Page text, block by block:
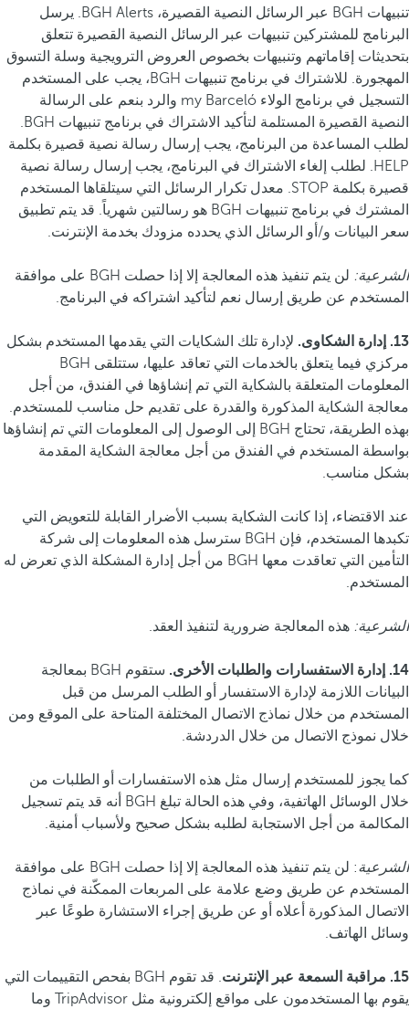
تنبيهات BGH عبر الرسائل النصية القصيرة، BGH Alerts. يرسل
البرنامج للمشتركين تنبيهات عبر الرسائل النصية القصيرة تتعلق
بتحديثات إقاماتهم وتنبيهات بخصوص العروض الترويجية وسلة التسوق
المهجورة. للاشتراك في برنامج تنبيهات BGH، يجب على المستخدم
التسجيل في برنامج الولاء my Barceló والرد بنعم على الرسالة
النصية القصيرة المستلمة لتأكيد الاشتراك في برنامج تنبيهات BGH.
لطلب المساعدة من البرنامج، يجب إرسال رسالة نصية قصيرة بكلمة
HELP. لطلب إلغاء الاشتراك في البرنامج، يجب إرسال رسالة نصية
قصيرة بكلمة STOP. معدل تكرار الرسائل التي سيتلقاها المستخدم
المشترك في برنامج تنبيهات BGH هو رسالتين شهرياً. قد يتم تطبيق
سعر البيانات و/أو الرسائل الذي يحدده مزودك بخدمة الإنترنت.
الشرعية:
لن يتم تنفيذ هذه المعالجة إلا إذا حصلت BGH على موافقة
المستخدم عن طريق إرسال نعم لتأكيد اشتراكه في البرنامج.
13. إدارة الشكاوى.
لإدارة تلك الشكايات التي يقدمها المستخدم بشكل
مركزي فيما يتعلق بالخدمات التي تعاقد عليها، ستتلقى BGH
المعلومات المتعلقة بالشكاية التي تم إنشاؤها في الفندق، من أجل
معالجة الشكاية المذكورة والقدرة على تقديم حل مناسب للمستخدم.
بهذه الطريقة، تحتاج BGH إلى الوصول إلى المعلومات التي تم إنشاؤها
بواسطة المستخدم في الفندق من أجل معالجة الشكاية المقدمة
بشكل مناسب.
عند الاقتضاء، إذا كانت الشكاية بسبب الأضرار القابلة للتعويض التي
تكبدها المستخدم، فإن BGH سترسل هذه المعلومات إلى شركة
التأمين التي تعاقدت معها BGH من أجل إدارة المشكلة الذي تعرض له
المستخدم.
الشرعية: هذه المعالجة ضرورية لتنفيذ العقد.
14. إدارة الاستفسارات والطلبات الأخرى.
ستقوم BGH بمعالجة
البيانات اللازمة لإدارة الاستفسار أو الطلب المرسل من قبل
المستخدم من خلال نماذج الاتصال المختلفة المتاحة على الموقع ومن
خلال نموذج الاتصال من خلال الدردشة.
كما يجوز للمستخدم إرسال مثل هذه الاستفسارات أو الطلبات من
خلال الوسائل الهاتفية، وفي هذه الحالة تبلغ BGH أنه قد يتم تسجيل
المكالمة من أجل الاستجابة لطلبه بشكل صحيح ولأسباب أمنية.
الشرعية
: لن يتم تنفيذ هذه المعالجة إلا إذا حصلت BGH على موافقة
المستخدم عن طريق وضع علامة على المربعات الممكّنة في نماذج
الاتصال المذكورة أعلاه أو عن طريق إجراء الاستشارة طوعًا عبر
وسائل الهاتف.
15. مراقبة السمعة عبر الإنترنت
. قد تقوم BGH بفحص التقييمات التي
يقوم بها المستخدمون على مواقع إلكترونية مثل TripAdvisor وما